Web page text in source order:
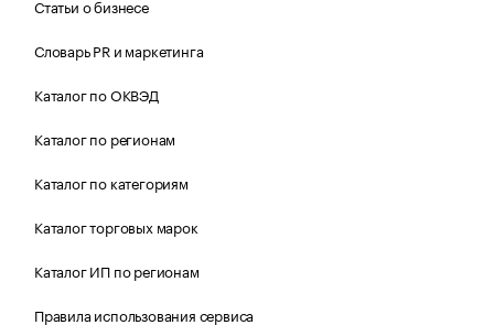
Статьи о бизнесе
Словарь PR и маркетинга
Каталог по ОКВЭД
Каталог по регионам
Каталог по категориям
Каталог торговых марок
Каталог ИП по регионам
Правила использования сервиса